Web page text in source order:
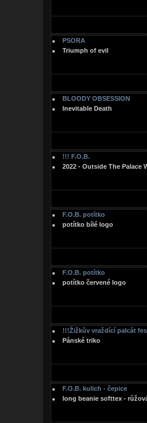
PSORA
Triumph of evil
BLOODY OBSESSION
Inevitable Death
!!! F.O.B.
2022 - Outside The Palace
F.O.B. potítko
potítko bílé logo
F.O.B. potítko
potítko červené logo
!!!Žižkův vraždící palcát
Pánské triko
F.O.B. kulich - čepice
long beanie softtex -